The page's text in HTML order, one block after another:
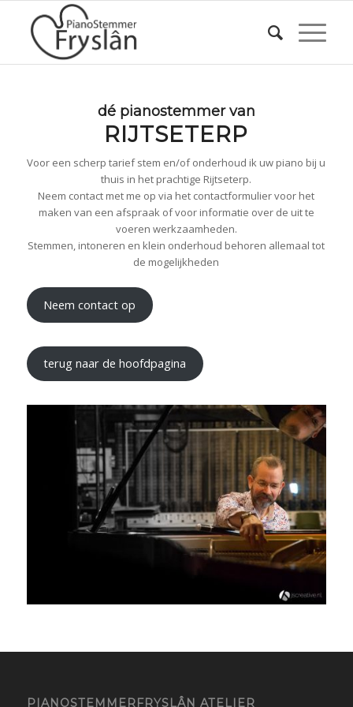
dé pianostemmer van
RIJTSETERP
Voor een scherp tarief stem en/of onderhoud ik uw piano bij u
thuis in het prachtige Rijtseterp.
Neem contact met me op via het contactformulier voor het
maken van een afspraak of voor informatie over de uit te
voeren werkzaamheden.
Stemmen, intoneren en klein onderhoud behoren allemaal tot
de mogelijkheden
Neem contact op
terug naar de hoofdpagina
PIANOSTEMMERFRYSLÂN ATELIER